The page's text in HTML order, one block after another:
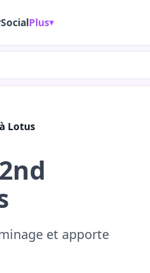
SocialPlus▾
Lotus
et apporte